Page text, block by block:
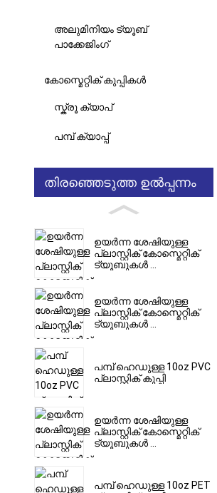
അലുമിനിയം ട്യൂബ്
പാക്കേജിംഗ്
കോസ്മെറ്റിക് കുപ്പികൾ
സ്ക്രൂ ക്യാപ്
പമ്പ് ക്യാപ്പ്
തിരഞ്ഞെടുത്ത ഉൽപ്പന്നം
ഉയർന്ന ശേഷിയുള്ള
പ്ലാസ്റ്റിക് കോസ്മെറ്റിക്
ട്യൂബുകൾ ...
ഉയർന്ന ശേഷിയുള്ള
പ്ലാസ്റ്റിക് കോസ്മെറ്റിക്
ട്യൂബുകൾ ...
പമ്പ് ഹെഡുള്ള 10oz PVC
പ്ലാസ്റ്റിക് കുപ്പി
ഉയർന്ന ശേഷിയുള്ള
പ്ലാസ്റ്റിക് കോസ്മെറ്റിക്
ട്യൂബുകൾ ...
പമ്പ് ഹെഡുള്ള 10oz PET